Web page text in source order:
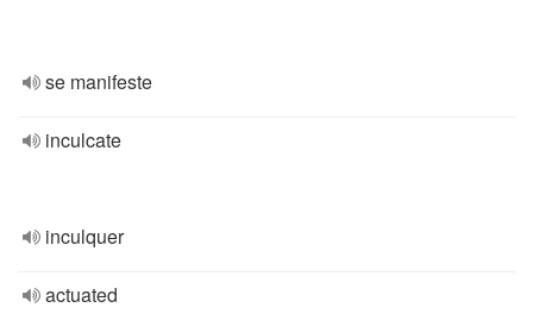
se manifeste
inculcate
inculquer
actuated